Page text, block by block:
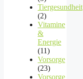
Tiergesundheit
(2)
Vitamine
&
Energie
(11)
Vorsorge
(23)
Vorsorge